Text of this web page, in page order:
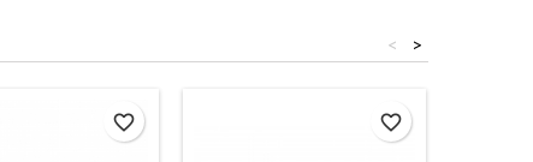
>
<
favorite_border favorite_border